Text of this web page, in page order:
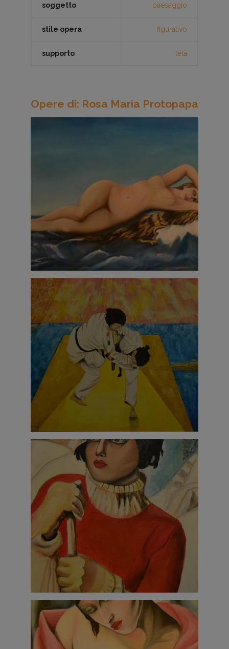
soggetto paesaggio
stile opera figurativo
supporto tela
Opere di: Rosa Maria Protopapa